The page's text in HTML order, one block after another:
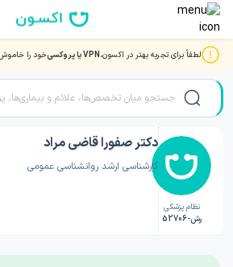
لطفاً برای تجربه بهتر در اکسون،VPN یا پروکسی خود را صفحه اصلی/دکتر روانشناسی/دکتر صفورا قاضی مراد
نظام پزشکی
رش-52706
دکتر صفورا قاضی مراد
کارشناسی ارشد روانشناسی عمومی